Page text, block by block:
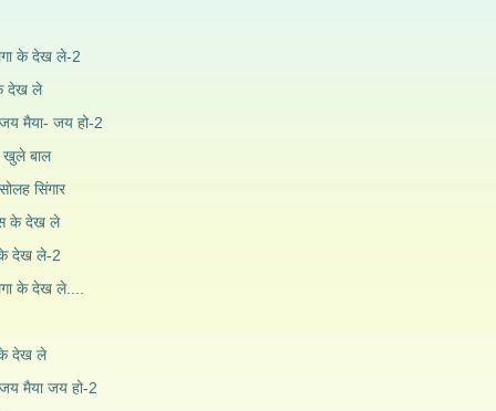
के देख ले-2
देख ले
मैया- जय हो-2
बाल
सिंगार
के देख ले
के देख ले-2
के देख ले....
के देख ले
मैया जय हो-2